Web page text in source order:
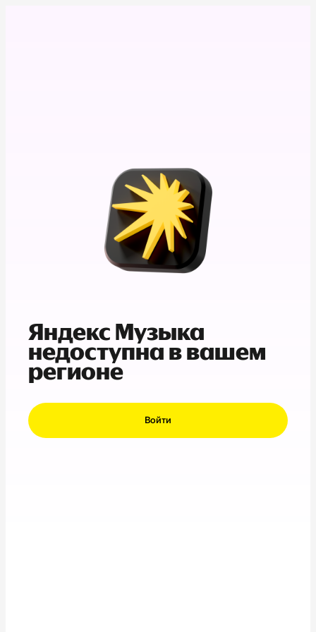
Яндекс Музыка
недоступна в вашем
регионе
Войти